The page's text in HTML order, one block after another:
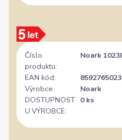
Číslo
produktu:
Noark
EAN kód:
Výrobce:
Noark
DOSTUPNOST
U VÝROBCE:
0 ks